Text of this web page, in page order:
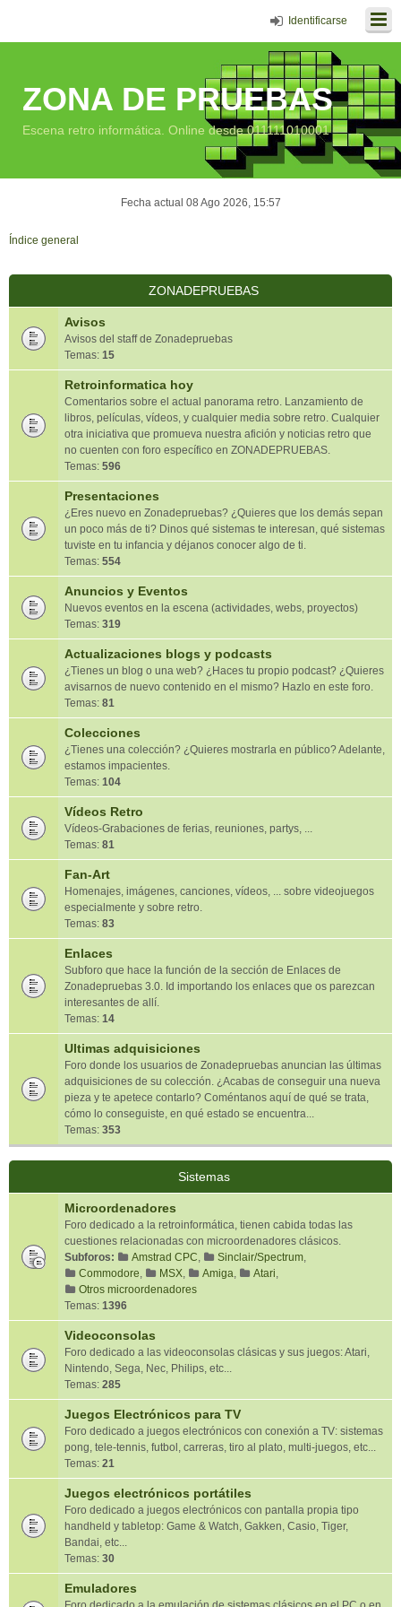
Identificarse
ZONA DE PRUEBAS
Escena retro informática. Online desde 011111010001
Fecha actual 08 Ago 2026, 15:57
Índice general
ZONADEPRUEBAS
Avisos
Avisos del staff de Zonadepruebas
Temas: 15
Retroinformatica hoy
Comentarios sobre el actual panorama retro. Lanzamiento de
libros, películas, vídeos, y cualquier media sobre retro. Cualquier
otra iniciativa que promueva nuestra afición y noticias retro que
no cuenten con foro específico en ZONADEPRUEBAS.
Temas: 596
Presentaciones
¿Eres nuevo en Zonadepruebas? ¿Quieres que los demás sepan
un poco más de ti? Dinos qué sistemas te interesan, qué sistemas
tuviste en tu infancia y déjanos conocer algo de ti.
Temas: 554
Anuncios y Eventos
Nuevos eventos en la escena (actividades, webs, proyectos)
Temas: 319
Actualizaciones blogs y podcasts
¿Tienes un blog o una web? ¿Haces tu propio podcast? ¿Quieres
avisarnos de nuevo contenido en el mismo? Hazlo en este foro.
Temas: 81
Colecciones
¿Tienes una colección? ¿Quieres mostrarla en público? Adelante,
estamos impacientes.
Temas: 104
Vídeos Retro
Vídeos-Grabaciones de ferias, reuniones, partys, ...
Temas: 81
Fan-Art
Homenajes, imágenes, canciones, vídeos, ... sobre videojuegos
especialmente y sobre retro.
Temas: 83
Enlaces
Subforo que hace la función de la sección de Enlaces de
Zonadepruebas 3.0. Id importando los enlaces que os parezcan
interesantes de allí.
Temas: 14
Ultimas adquisiciones
Foro donde los usuarios de Zonadepruebas anuncian las últimas
adquisiciones de su colección. ¿Acabas de conseguir una nueva
pieza y te apetece contarlo? Coméntanos aquí de qué se trata,
cómo lo conseguiste, en qué estado se encuentra...
Temas: 353
Sistemas
Microordenadores
Foro dedicado a la retroinformática, tienen cabida todas las
cuestiones relacionadas con microordenadores clásicos.
Subforos:
Amstrad CPC, Sinclair/Spectrum,
Commodore, MSX, Amiga, Atari,
Otros microordenadores
Temas: 1396
Videoconsolas
Foro dedicado a las videoconsolas clásicas y sus juegos: Atari,
Nintendo, Sega, Nec, Philips, etc...
Temas: 285
Juegos Electrónicos para TV
Foro dedicado a juegos electrónicos con conexión a TV: sistemas
pong, tele-tennis, futbol, carreras, tiro al plato, multi-juegos, etc...
Temas: 21
Juegos electrónicos portátiles
Foro dedicado a juegos electrónicos con pantalla propia tipo
handheld y tabletop: Game & Watch, Gakken, Casio, Tiger,
Bandai, etc...
Temas: 30
Emuladores